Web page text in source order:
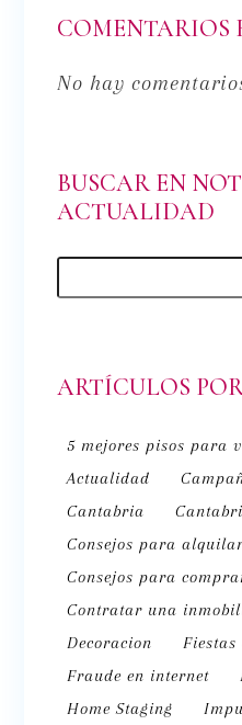
COMENTARIOS
No hay
BUSCAR EN
ACTUALIDAD
ARTÍCULOS
5 mejores pisos para
Actualidad
Cantabria
Consejos para
Consejos para
Contratar una
Decoracion
Fraude en internet
Home Staging